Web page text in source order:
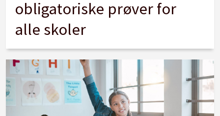
obligatoriske prøver for
alle skoler